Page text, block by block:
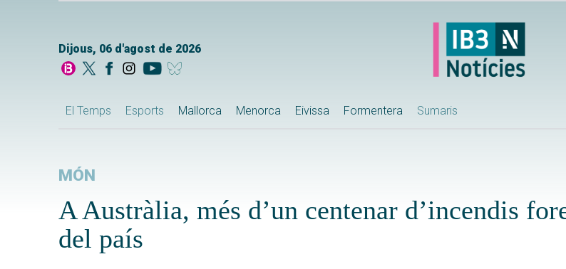
Dijous, 06 d'agost de 2026
El Temps Esports Mallorca Menorca Eivissa Formentera Sumaris
MÓN
A Austràlia, més d’un centenar d’incendis
del país